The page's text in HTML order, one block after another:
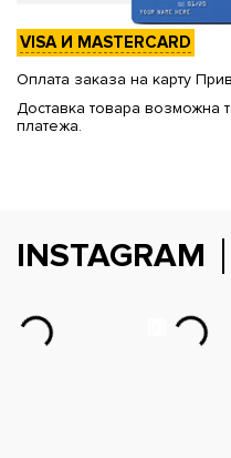
VISA И MASTERCARD
Оплата заказа на карту
Доставка товара возможна
платежа.
INSTAGRAM